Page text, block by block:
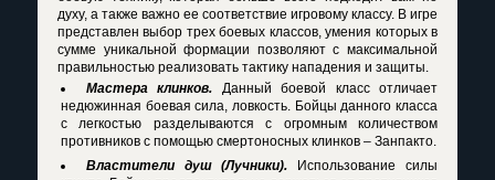
духу, а также важно ее соответствие игровому классу. В игре
представлен выбор трех боевых классов, умения которых в
сумме уникальной формации позволяют с максимальной
правильностью реализовать тактику нападения и защиты.
Мастера клинков. Данный боевой класс отличает
недюжинная боевая сила, ловкость. Бойцы данного класса
с легкостью разделываются с огромным количеством
противников с помощью смертоносных клинков – Занпакто.
Властители душ (Лучники). Использование силы